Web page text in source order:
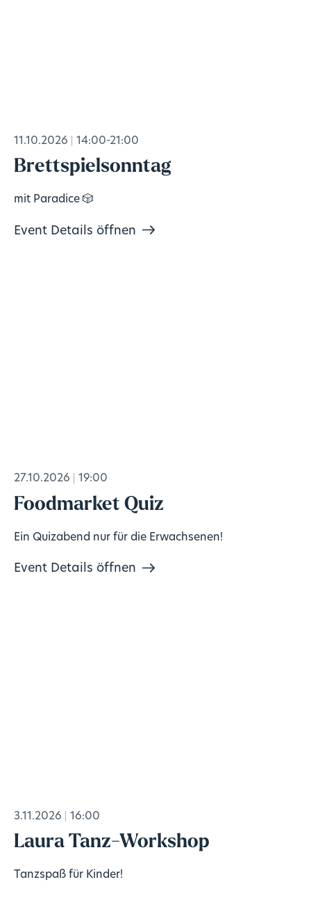
11.10.2026 14:00-21:00
Brettspielsonntag
mit Paradice 🎲
Event Details öffnen
27.10.2026 19:00
Foodmarket Quiz
Ein Quizabend nur für die Erwachsenen!
Event Details öffnen
3.11.2026 16:00
Laura Tanz-Workshop
Tanzspaß für Kinder!